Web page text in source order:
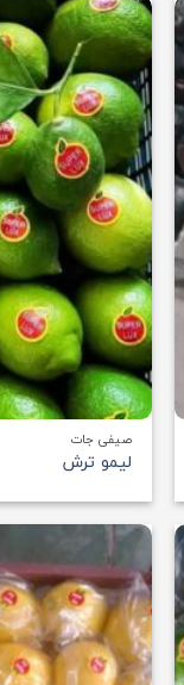
صیفی جات
لیمو ترش